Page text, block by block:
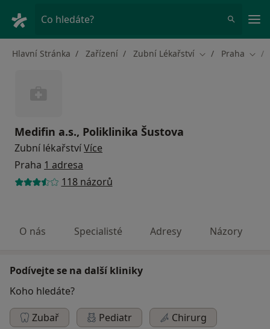
Co hledáte?
Hlavní Stránka Zařízení Zubní Lékařství Změna města
Praha
Medifin a.s., Poliklinika Šustova
Zubní lékařstvíVíce
Praha 1 adresa
118 názorů
O nás Specialisté Adresy Názory
Podívejte se na další kliniky
Koho hledáte?
Zubař
Pediatr
Chirurg